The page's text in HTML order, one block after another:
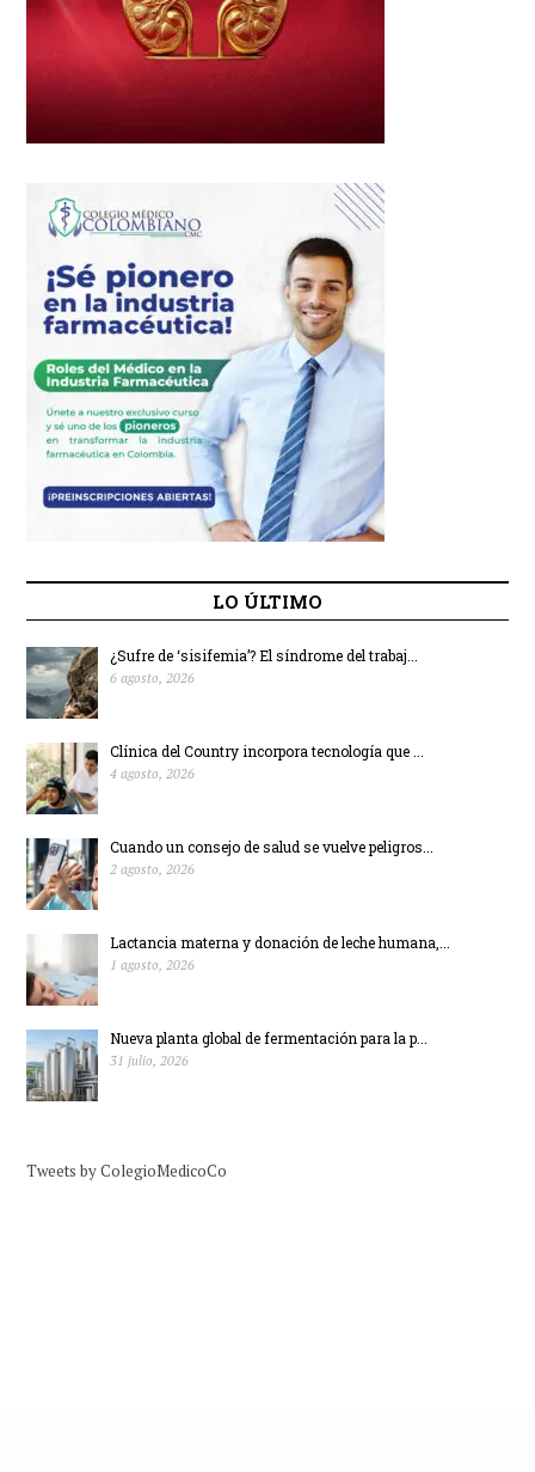
LO ÚLTIMO
¿Sufre de ‘sisifemia’? El síndrome del trabaj...
6 agosto, 2026
Clínica del Country incorpora tecnología que ...
4 agosto, 2026
Cuando un consejo de salud se vuelve peligros...
2 agosto, 2026
Lactancia materna y donación de leche humana,...
1 agosto, 2026
Nueva planta global de fermentación para la p...
31 julio, 2026
Tweets by ColegioMedicoCo